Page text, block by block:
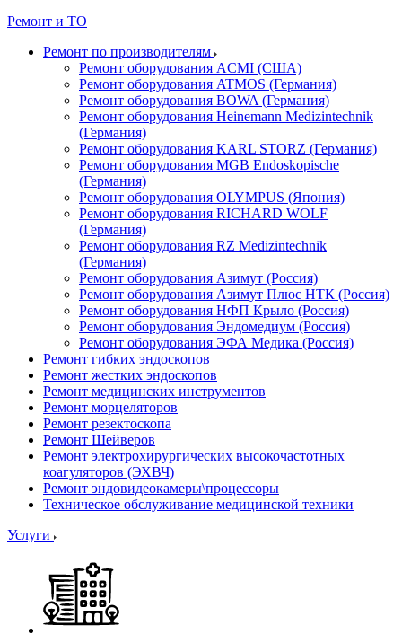
Ремонт и ТО
Ремонт по производителям
Ремонт оборудования ACMI (США)
Ремонт оборудования ATMOS (Германия)
Ремонт оборудования BOWA (Германия)
Ремонт оборудования Heinemann Medizintechnik
(Германия)
Ремонт оборудования KARL STORZ (Германия)
Ремонт оборудования MGB Endoskopische
(Германия)
Ремонт оборудования OLYMPUS (Япония)
Ремонт оборудования RICHARD WOLF
(Германия)
Ремонт оборудования RZ Medizintechnik
(Германия)
Ремонт оборудования Азимут (Россия)
Ремонт оборудования Азимут Плюс НТК (Россия)
Ремонт оборудования НФП Крыло (Россия)
Ремонт оборудования Эндомедиум (Россия)
Ремонт оборудования ЭФА Медика (Россия)
Ремонт гибких эндоскопов
Ремонт жестких эндоскопов
Ремонт медицинских инструментов
Ремонт морцеляторов
Ремонт резектоскопа
Ремонт Шейверов
Ремонт электрохирургических высокочастотных
коагуляторов (ЭХВЧ)
Ремонт эндовидеокамеры\процессоры
Техническое обслуживание медицинской техники
Услуги